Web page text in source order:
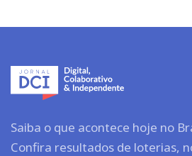
Saiba o que acontece hoje no
Confira resultados de loterias,